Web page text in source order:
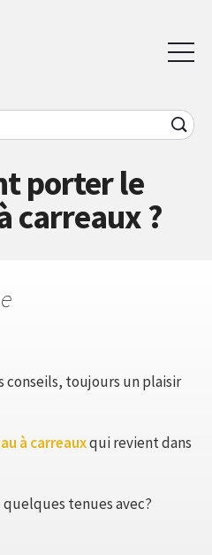
porter le
carreaux ?
conseils, toujours un plaisir
à carreauxqui revient dans
tenues avec?